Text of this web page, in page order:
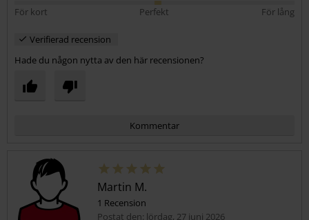
För kort
Perfekt För lång
Verifierad recension
Hade du någon nytta av den här recensionen?
Kommentar
Martin M.
1 Recension
Postat den: lördag, 27 juni 2026